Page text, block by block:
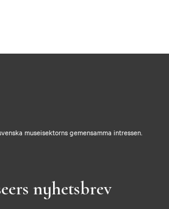
museisektorns gemensamma intressen.
nyhetsbrev